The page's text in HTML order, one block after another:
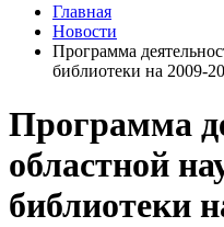
Главная
Новости
Программа
библиотеки на 2009-
Программа
областной
библиотеки